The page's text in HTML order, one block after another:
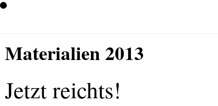
Materialien 2013
Jetzt reichts!